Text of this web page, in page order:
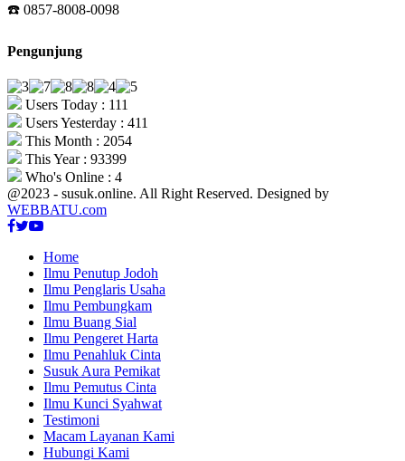
☎️ 0857-8008-0098
Pengunjung
Users Today : 111
Users Yesterday : 411
This Month : 2054
This Year : 93399
Who's Online : 4
@2023 - susuk.online. All Right Reserved. Designed by
WEBBATU.com
Facebook
Twitter
Youtube
Home
Ilmu Penutup Jodoh
Ilmu Penglaris Usaha
Ilmu Pembungkam
Ilmu Buang Sial
Ilmu Pengeret Harta
Ilmu Penahluk Cinta
Susuk Aura Pemikat
Ilmu Pemutus Cinta
Ilmu Kunci Syahwat
Testimoni
Macam Layanan Kami
Hubungi Kami